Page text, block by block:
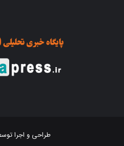
طراحی و اجرا